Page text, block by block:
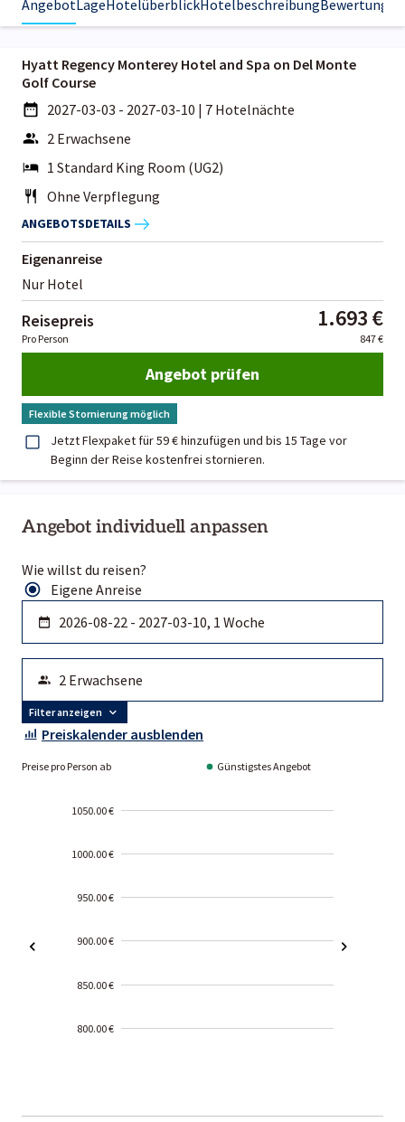
AngebotLageHotelüberblickHotelbeschreibungBewertungen
Angebot individuell anpassen
Wie willst du reisen?
Eigene Anreise
Filter anzeigen
Preiskalender ausblenden
Preise pro Person ab Günstigstes Angebot
1050.00 €
1000.00 €
950.00 €
900.00 €
850.00 €
800.00 €
01-02
Hyatt Regency Monterey Hotel and Spa on Del Monte
Golf Course
2027-03-03 - 2027-03-10 | 7 Hotelnächte
2 Erwachsene
1 Standard King Room (UG2)
Ohne Verpflegung
ANGEBOTSDETAILS
Eigenanreise
Nur Hotel
Reisepreis 1.693 €
Pro Person 847 €
Angebot prüfen
Flexible Stornierung möglich
Jetzt Flexpaket für 59 € hinzufügen und bis 15 Tage vor
Beginn der Reise kostenfrei stornieren.